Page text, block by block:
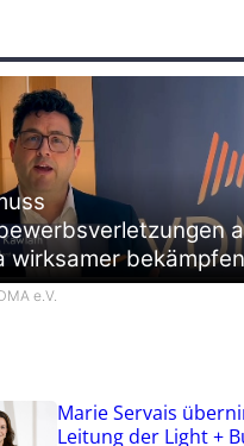
wirksamer
e.V.
Marie Servais
Leitung der Light +